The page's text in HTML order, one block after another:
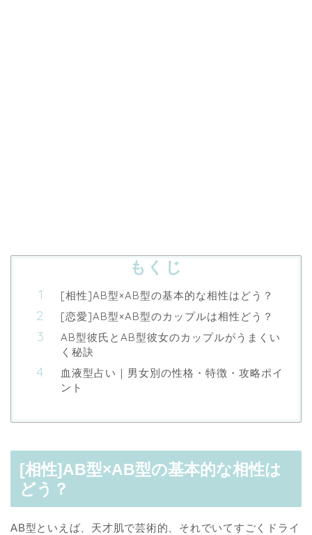
もくじ
[相性]AB型×AB型の基本的な相性はどう？
[恋愛]AB型×AB型のカップルは相性どう？
AB型彼氏とAB型彼女のカップルがうまくい
く秘訣
血液型占い｜男女別の性格・特徴・攻略ポイ
ント
[相性]AB型×AB型の基本的な相性は
どう？
AB型といえば、天才肌で芸術的、それでいてすごくドライ